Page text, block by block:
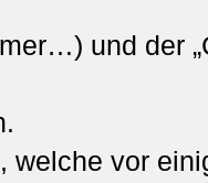
und der
welche vor